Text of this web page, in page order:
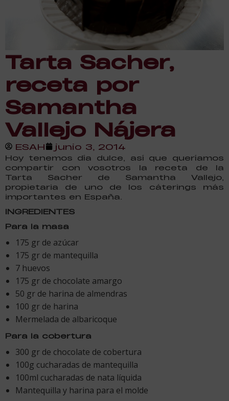
Tarta Sacher,
receta por
Samantha
Vallejo Nájera
ESAH junio 3, 2014
Hoy tenemos día dulce, así que queríamos
compartir con vosotros la receta de la
Tarta Sacher de Samantha Vallejo,
propietaria de uno de los cáterings más
importantes en España.
INGREDIENTES
Para la masa
175 gr de azúcar
175 gr de mantequilla
7 huevos
175 gr de chocolate amargo
50 gr de harina de almendras
100 gr de harina
Mermelada de albaricoque
Para la cobertura
300 gr de chocolate de cobertura
100g cucharadas de mantequilla
100ml cucharadas de nata líquida
Mantequilla y harina para el molde